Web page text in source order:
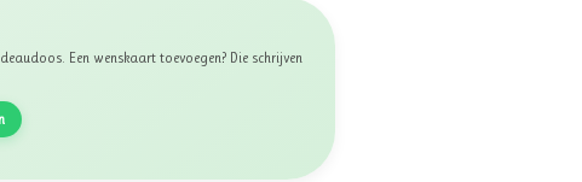
Een wenskaart toevoegen? Die schrijven